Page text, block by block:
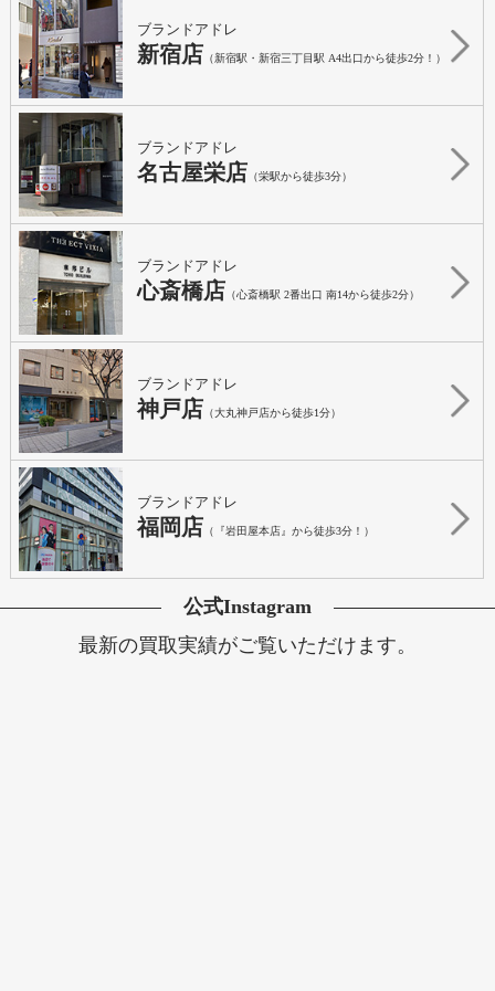
ブランドアドレ
新宿店 （新宿駅・新宿三丁目駅 A4出口から徒歩2分！）
ブランドアドレ
名古屋栄店 （栄駅から徒歩3分）
ブランドアドレ
心斎橋店 （心斎橋駅 2番出口 南14から徒歩2分）
ブランドアドレ
神戸店 （大丸神戸店から徒歩1分）
ブランドアドレ
福岡店 （『岩田屋本店』から徒歩3分！）
公式Instagram
最新の買取実績がご覧いただけます。